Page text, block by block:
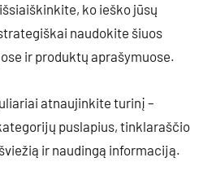
ko ieško jūsų
naudokite šiuos
ir produktų aprašymuose.
atnaujinkite turinį –
puslapius, tinklaraščio
ir naudingą informaciją.